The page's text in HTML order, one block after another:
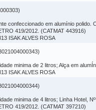
confeccionado em alumínio
419/2012. (CATMAT 443916)
ISAK ALVES ROSA
minima de 2 litros; Alça em
ISAK ALVES ROSA
minima de 4 litros; Linha Hotel,
419/2012. (CATMAT 397210)